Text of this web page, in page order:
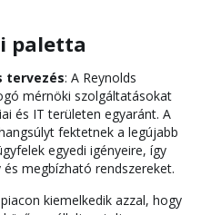
paletta
tervezés: A Reynolds
mérnöki szolgáltatásokat
és IT területen egyaránt. A
fektetnek a legújabb
egyedi igényeire, így
megbízható rendszereket.
kiemelkedik azzal, hogy